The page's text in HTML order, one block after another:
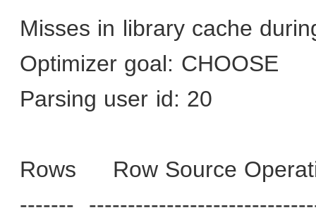
Misses in library cache
Optimizer goal: CHOOSE
Parsing user id: 20
Rows
Row Source
-------